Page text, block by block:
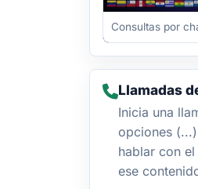
Consultas por
Llamadas
Inicia una
opciones
hablar con
ese